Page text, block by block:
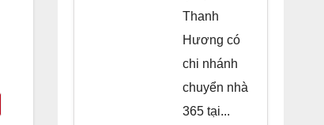
Thanh
Hương có
chi nhánh
chuyển nhà
365 tại...